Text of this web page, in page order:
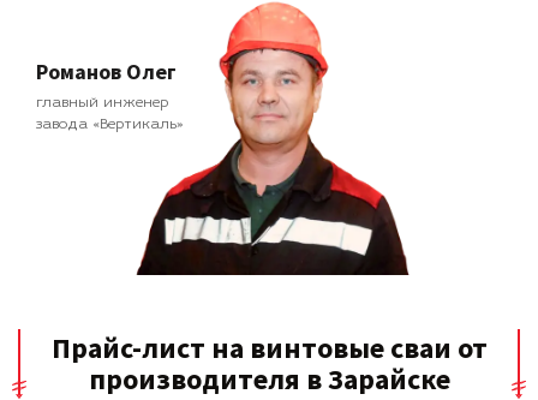
Романов Олег
главный инженер
завода «Вертикаль»
Прайс-лист на винтовые сваи от
производителя в Зарайске